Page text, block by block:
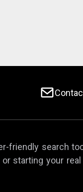
friendly search
starting your